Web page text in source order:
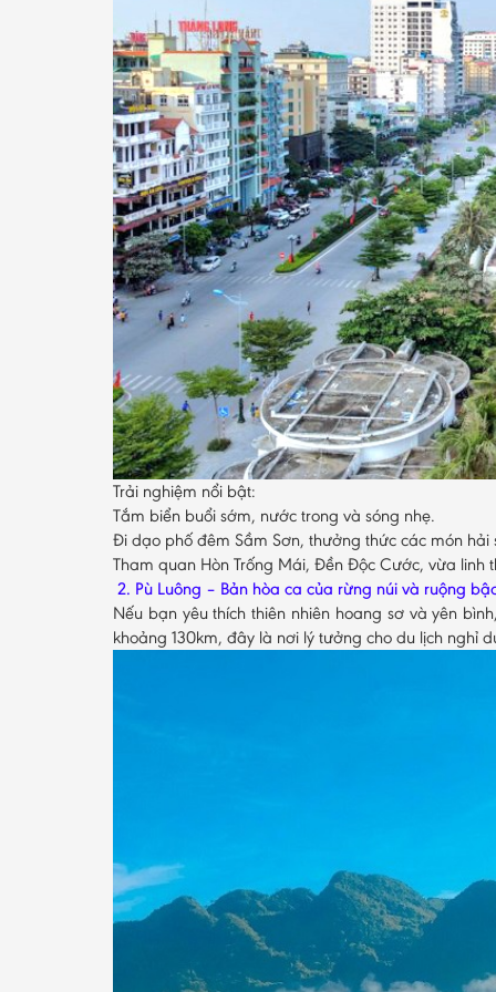
Trải nghiệm nổi bật:
Tắm biển buổi sớm, nước trong và sóng nhẹ.
Đi dạo phố đêm Sầm Sơn, thưởng thức các món
Tham quan Hòn Trống Mái, Đền Độc Cước, vừa linh
2. Pù Luông – Bản hòa ca của rừng núi và ruộng
Nếu bạn yêu thích thiên nhiên hoang sơ và yên
khoảng 130km, đây là nơi lý tưởng cho du lịch nghỉ